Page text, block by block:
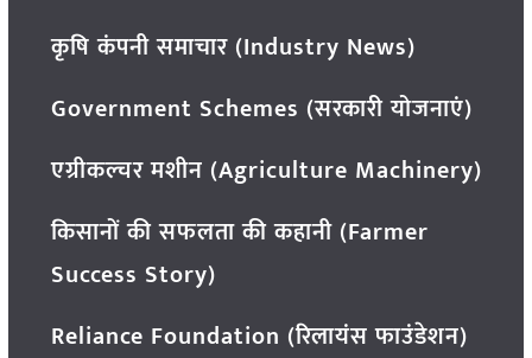
कृषि कंपनी समाचार (Industry News)
Government Schemes (सरकारी योजनाएं)
एग्रीकल्चर मशीन (Agriculture Machinery)
किसानों की सफलता की कहानी (Farmer
Success Story)
Reliance Foundation (रिलायंस फाउंडेशन)